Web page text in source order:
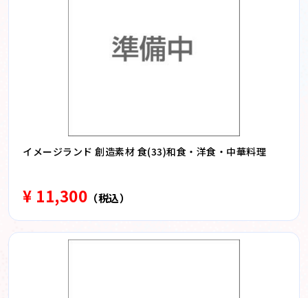
イメージランド 創造素材 食(33)和食・洋食・中華料理
¥ 11,300 （税込）